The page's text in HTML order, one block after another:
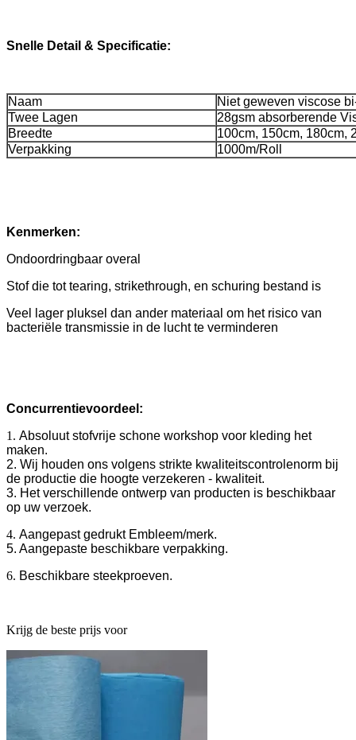
Snelle Detail & Specificatie:
Naam
Niet geweven viscose
Twee Lagen
28gsm absorberende
Breedte
100cm, 150cm, 180cm,
Verpakking
1000m/Roll
Kenmerken:
Ondoordringbaar overal
Stof die tot tearing, strikethrough, en schuring bestand is
Veel lager pluksel dan ander materiaal om het risico van
bacteriële transmissie in de lucht te verminderen
Concurrentievoordeel:
1. Absoluut stofvrije schone workshop voor kleding het
maken.
2. Wij houden ons volgens strikte kwaliteitscontrolenorm bij
de productie die hoogte verzekeren - kwaliteit.
3. Het verschillende ontwerp van producten is beschikbaar
op uw verzoek.
4. Aangepast gedrukt Embleem/merk.
5. Aangepaste beschikbare verpakking.
6. Beschikbare steekproeven.
Krijg de beste prijs voor